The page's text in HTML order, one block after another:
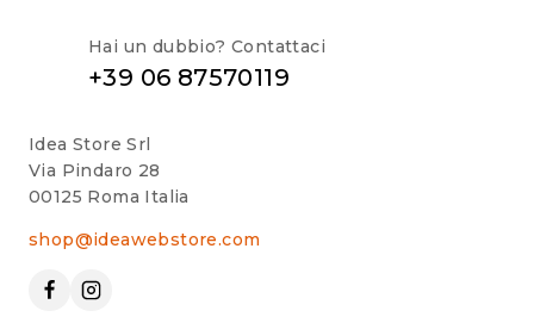
Hai un dubbio? Contattaci
+39 06 87570119
Idea Store Srl
Via Pindaro 28
00125 Roma Italia
shop@ideawebstore.com